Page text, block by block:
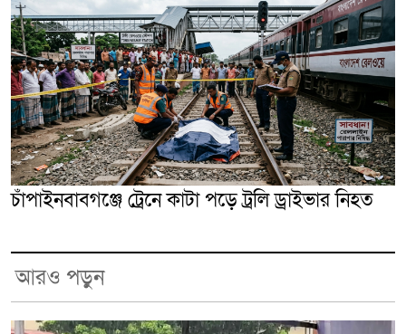
চাঁপাইনবাবগঞ্জে ট্রেনে কাটা পড়ে ট্রলি ড্রাইভার নিহত
আরও পড়ুন